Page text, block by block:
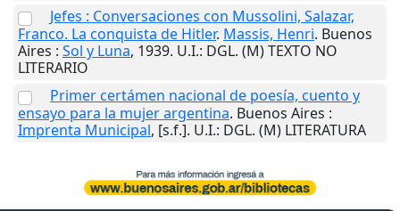
Jefes : Conversaciones con Mussolini, Salazar,
Franco. La conquista de Hitler. Massis, Henri. Buenos
Aires : Sol y Luna, 1939. U.I.: DGL. (M) TEXTO NO
LITERARIO
Primer certámen nacional de poesía, cuento y
ensayo para la mujer argentina. Buenos Aires :
Imprenta Municipal, [s.f.]. U.I.: DGL. (M) LITERATURA